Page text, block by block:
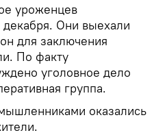
уроженцев
Они выехали
для заключения
По факту
уголовное дело
группа.
оказались